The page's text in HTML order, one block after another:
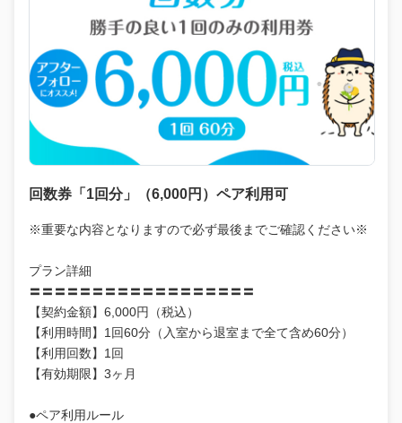
回数券「1回分」（6,000円）ペア利用可
※重要な内容となりますので必ず最後までご確認ください※
プラン詳細
〓〓〓〓〓〓〓〓〓〓〓〓〓〓〓〓〓〓
【契約金額】6,000円（税込）
【利用時間】1回60分（入室から退室まで全て含め60分）
【利用回数】1回
【有効期限】3ヶ月
●ペア利用ルール